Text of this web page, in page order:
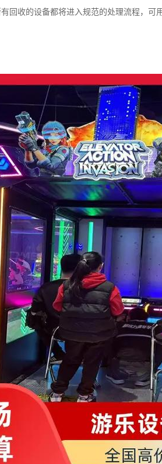
回收的设备都将进入规范的处理流程，